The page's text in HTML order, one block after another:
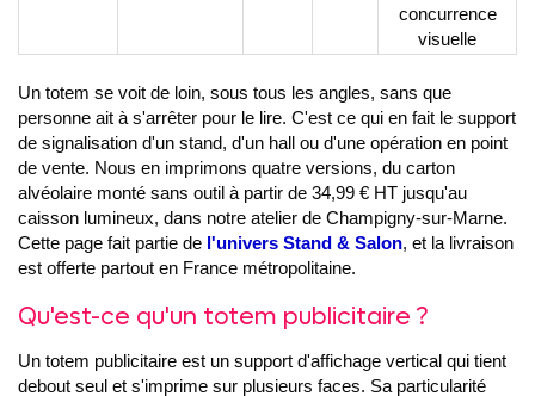
concurrence
visuelle
Un totem se voit de loin, sous tous les angles, sans que
personne ait à s'arrêter pour le lire. C'est ce qui en fait le support
de signalisation d'un stand, d'un hall ou d'une opération en point
de vente. Nous en imprimons quatre versions, du carton
alvéolaire monté sans outil à partir de 34,99 € HT jusqu'au
caisson lumineux, dans notre atelier de Champigny-sur-Marne.
Cette page fait partie de l'univers Stand & Salon, et la livraison
est offerte partout en France métropolitaine.
Qu'est-ce qu'un totem publicitaire ?
Un totem publicitaire est un support d'affichage vertical qui tient
debout seul et s'imprime sur plusieurs faces. Sa particularité